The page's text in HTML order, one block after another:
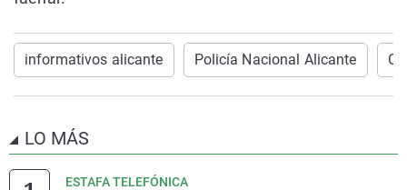
informativos alicante Policía Nacional Alicante
LO MÁS
ESTAFA TELEFÓNICA